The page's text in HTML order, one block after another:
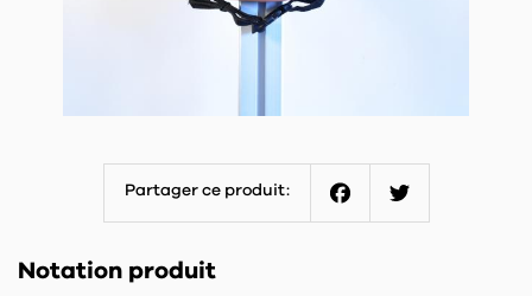
Partager ce produit:
Notation produit